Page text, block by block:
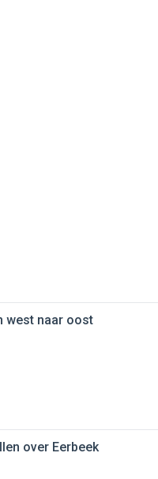
west naar oost
over Eerbeek